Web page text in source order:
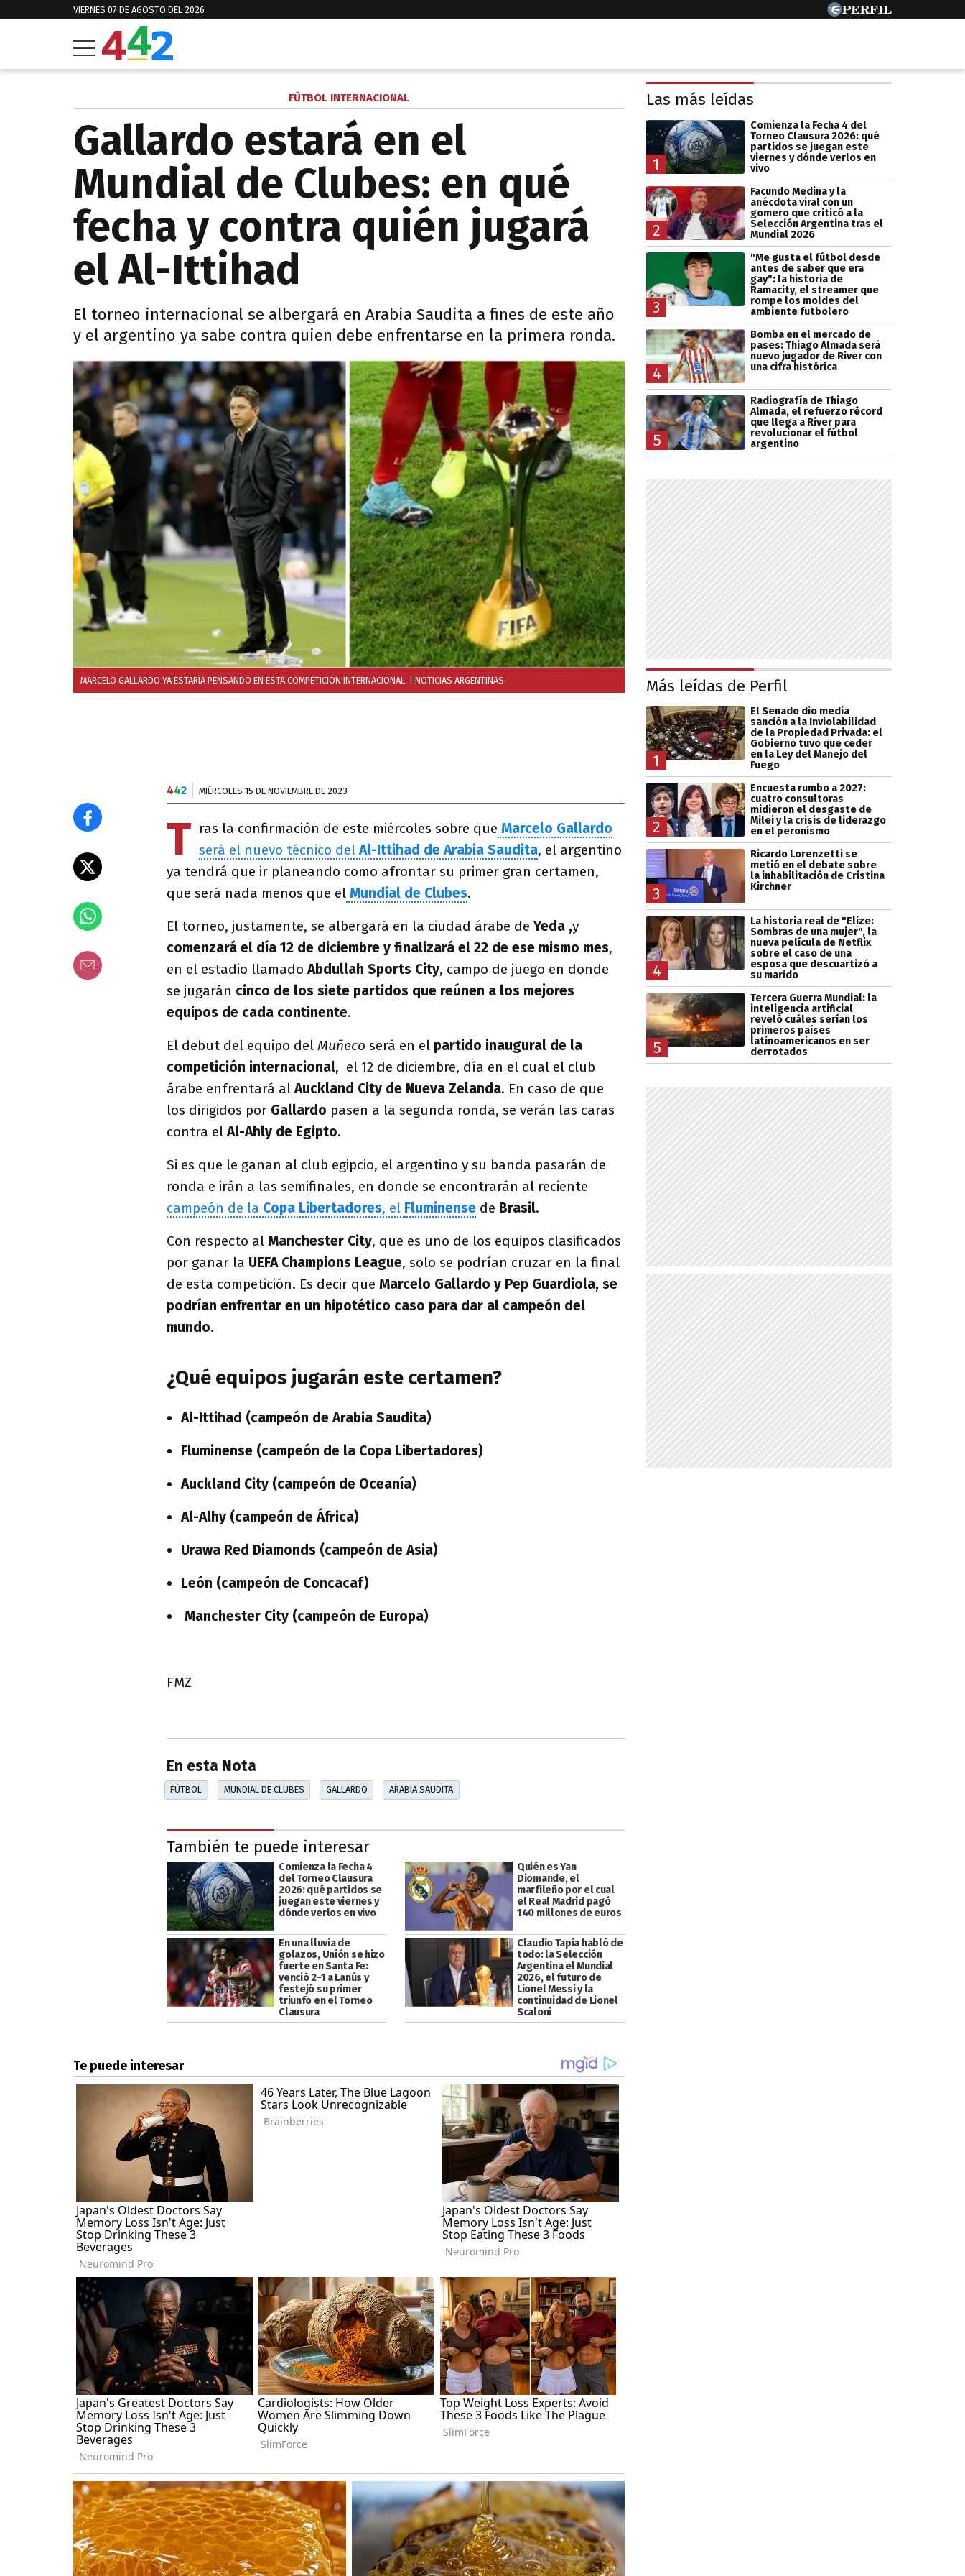
VIERNES 07 DE AGOSTO DEL 2026
FÚTBOL INTERNACIONAL
Gallardo estará en el
Mundial de Clubes: en qué
fecha y contra quién jugará
el Al-Ittihad
El torneo internacional se albergará en Arabia Saudita a fines de este año
y el argentino ya sabe contra quien debe enfrentarse en la primera ronda.
MARCELO GALLARDO YA ESTARÍA PENSANDO EN ESTA COMPETICIÓN INTERNACIONAL. | NOTICIAS ARGENTINAS
442 MIÉRCOLES 15 DE NOVIEMBRE DE 2023
T ras la confirmación de este miércoles sobre que Marcelo Gallardo
será el nuevo técnico delAl-Ittihad de Arabia Saudita, el argentino
ya tendrá que ir planeando como afrontar su primer gran certamen,
que será nada menos que el Mundial de Clubes.
El torneo, justamente, se albergará en la ciudad árabe de Yeda ,y
comenzará el día 12 de diciembre y finalizará el 22 de ese mismo mes,
en el estadio llamado Abdullah Sports City, campo de juego en donde
se jugarán cinco de los siete partidos que reúnen a los mejores
equipos de cada continente.
El debut del equipo del Muñeco será en el partido inaugural de la
competición internacional, el 12 de diciembre, día en el cual el club
árabe enfrentará alAuckland City de Nueva Zelanda. En caso de que
los dirigidos por Gallardo pasen a la segunda ronda, se verán las caras
contra elAl-Ahly de Egipto.
Si es que le ganan al club egipcio, el argentino y su banda pasarán de
ronda e irán a las semifinales, en donde se encontrarán al reciente
campeón de la Copa Libertadores, el Fluminense de Brasil.
Con respecto al Manchester City, que es uno de los equipos clasificados
por ganar la UEFA Champions League, solo se podrían cruzar en la final
de esta competición. Es decir que Marcelo Gallardo y Pep Guardiola, se
podrían enfrentar en un hipotético caso para dar al campeón del
mundo.
¿Qué equipos jugarán este certamen?
Al-Ittihad (campeón de Arabia Saudita)
Fluminense (campeón de la Copa Libertadores)
Auckland City (campeón de Oceanía)
Al-Alhy (campeón de África)
Urawa Red Diamonds (campeón de Asia)
León (campeón de Concacaf)
Manchester City (campeón de Europa)
FMZ
En esta Nota
FÚTBOL MUNDIAL DE CLUBES GALLARDO ARABIA SAUDITA
También te puede interesar
Comienza la Fecha 4
del Torneo Clausura
2026: qué partidos se
juegan este viernes y
dónde verlos en vivo
Quién es Yan
Diomande, el
marfileño por el cual
el Real Madrid pagó
140 millones de euros
En una lluvia de
golazos, Unión se hizo
fuerte en Santa Fe:
venció 2-1 a Lanús y
festejó su primer
triunfo en el Torneo
Clausura
Claudio Tapia habló de
todo: la Selección
Argentina el Mundial
2026, el futuro de
Lionel Messi y la
continuidad de Lionel
Scaloni
Las más leídas
1
Comienza la Fecha 4 del
Torneo Clausura 2026: qué
partidos se juegan este
viernes y dónde verlos en
vivo
2
Facundo Medina y la
anécdota viral con un
gomero que criticó a la
Selección Argentina tras el
Mundial 2026
3
"Me gusta el fútbol desde
antes de saber que era
gay": la historia de
Ramacity, el streamer que
rompe los moldes del
ambiente futbolero
4
Bomba en el mercado de
pases: Thiago Almada será
nuevo jugador de River con
una cifra histórica
5
Radiografía de Thiago
Almada, el refuerzo récord
que llega a River para
revolucionar el fútbol
argentino
Más leídas de Perfil
1
El Senado dio media
sanción a la Inviolabilidad
de la Propiedad Privada: el
Gobierno tuvo que ceder
en la Ley del Manejo del
Fuego
2
Encuesta rumbo a 2027:
cuatro consultoras
midieron el desgaste de
Milei y la crisis de liderazgo
en el peronismo
3
Ricardo Lorenzetti se
metió en el debate sobre
la inhabilitación de Cristina
Kirchner
4
La historia real de "Elize:
Sombras de una mujer", la
nueva película de Netflix
sobre el caso de una
esposa que descuartizó a
su marido
5
Tercera Guerra Mundial: la
inteligencia artificial
reveló cuáles serían los
primeros países
latinoamericanos en ser
derrotados